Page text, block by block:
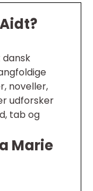
dansk
noveller,
udforsker
tab og
Marie